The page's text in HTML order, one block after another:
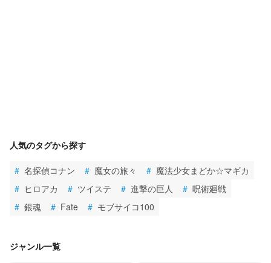
人気のタグから探す
# 名探偵コナン # 魔女の旅々 # 魔法少女まどか☆マギカ
# ヒロアカ # ツイステ # 進撃の巨人 # 呪術廻戦
# 銀魂 # Fate # モブサイコ100
ジャンル一覧